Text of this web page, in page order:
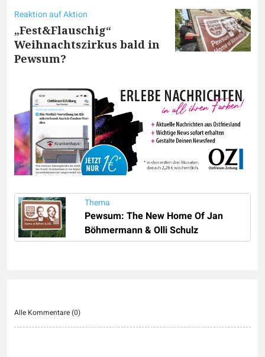
Reaktion auf Aktion
„Fest&Flauschig“
Weihnachtszirkus bald in
Pewsum?
Thema
Pewsum: The New Home Of Jan
Böhmermann & Olli Schulz
Alle Kommentare (0)